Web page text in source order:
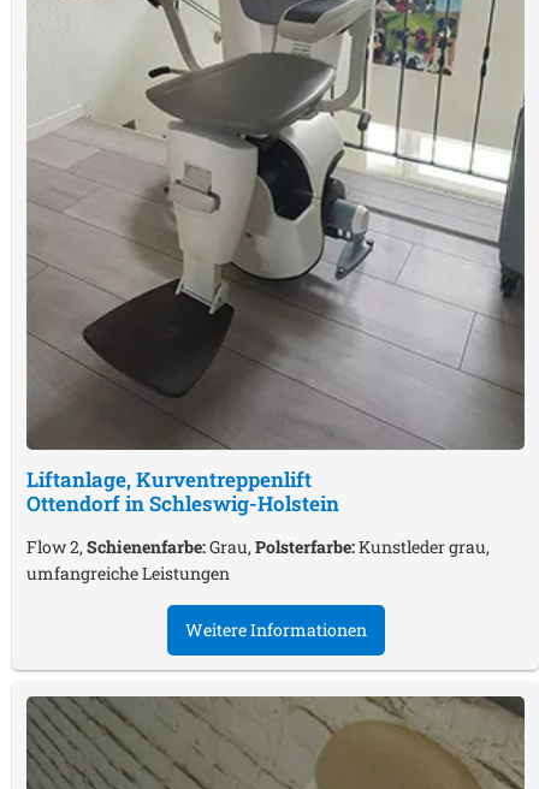
Liftanlage, Kurventreppenlift
Ottendorf in Schleswig-Holstein
Flow 2,Schienenfarbe:Grau,Polsterfarbe:Kunstleder grau,
umfangreiche Leistungen
Weitere Informationen